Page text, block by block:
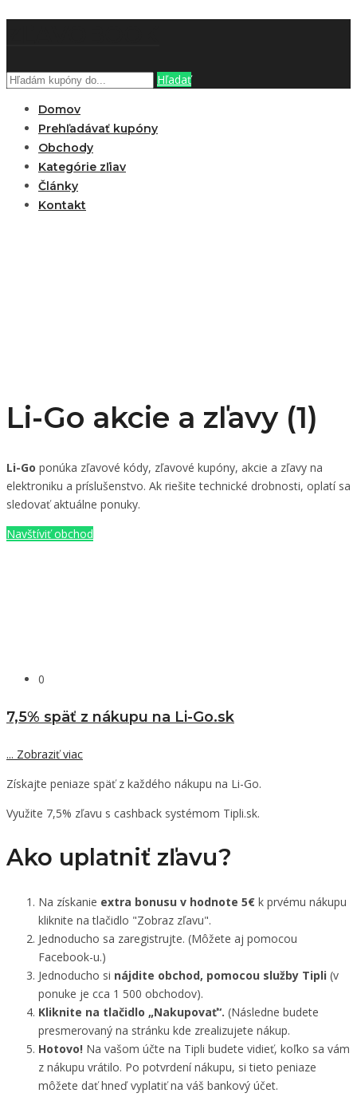
Hľadať
Domov
Prehľadávať kupóny
Obchody
Kategórie zľiav
Články
Kontakt
Li-Go akcie a zľavy (1)
Li-Go ponúka zľavové kódy, zľavové kupóny, akcie a zľavy na
elektroniku a príslušenstvo. Ak riešite technické drobnosti, oplatí sa
sledovať aktuálne ponuky.
Navštíviť obchod
0
7,5% späť z nákupu na Li-Go.sk
... Zobraziť viac
Získajte peniaze späť z každého nákupu na Li-Go.
Využite 7,5% zľavu s cashback systémom Tipli.sk.
Ako uplatniť zľavu?
Na získanie extra bonusu v hodnote 5€ k prvému nákupu
kliknite na tlačidlo "Zobraz zľavu".
Jednoducho sa zaregistrujte. (Môžete aj pomocou
Facebook-u.)
Jednoducho si nájdite obchod, pomocou služby Tipli (v
ponuke je cca 1 500 obchodov).
Kliknite na tlačidlo „Nakupovať“. (Následne budete
presmerovaný na stránku kde zrealizujete nákup.
Hotovo! Na vašom účte na Tipli budete vidieť, koľko sa vám
z nákupu vrátilo. Po potvrdení nákupu, si tieto peniaze
môžete dať hneď vyplatiť na váš bankový účet.